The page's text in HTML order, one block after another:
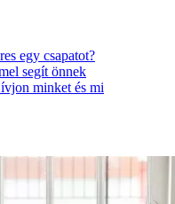
egy csapatot?
segít önnek
minket és mi